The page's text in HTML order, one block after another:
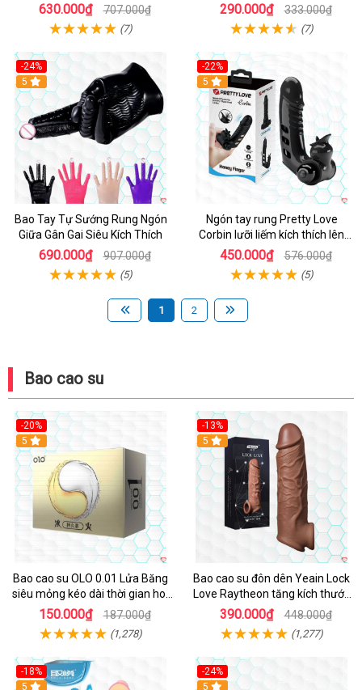
630.000₫ 707.000₫
(7)
290.000₫ 333.000₫
(7)
-24%
5
Bao Tay Tự Sướng Rung Ngón
Giữa Gân Gai Siêu Kích Thích
690.000₫ 907.000₫
(5)
-22%
5
Ngón tay rung Pretty Love
Corbin lưỡi liếm kích thích lên
đỉnh
450.000₫ 576.000₫
(5)
1 2
Bao cao su
-20%
Hot
5
Bao cao su OLO 0.01 Lửa Băng
siêu mỏng kéo dài thời gian hot
lạnh trải nghiệm
150.000₫ 187.000₫
(1,278)
-13%
Hot
5
Bao cao su đôn dên Yeain Lock
Love Raytheon tăng kích thước
thoả mãn
390.000₫ 448.000₫
(1,277)
-18%
5
-24%
Hot
5